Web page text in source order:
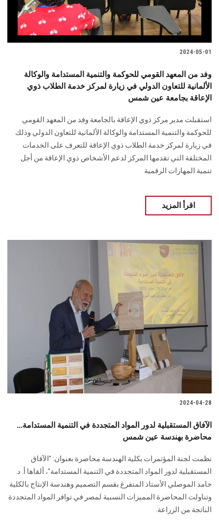
2024-05-01
وفد من المعهد القومي للحوكمة والتنمية المستدامة والوكالة
الألمانية للتعاون الدولي في زيارة لمركز خدمة الطلاب ذوي
الإعاقة بجامعة عين شمس
استقبلت مدير مركز ذوي الإعاقة بالجامعة وفد من المعهد القومي
للحوكمة ‏والتنمية المستدامة والوكالة الألمانية للتعاون الدولي وذلك
في زيارة لمركز خدمة الطلاب ذوي ‏الإعاقة للتعرف على الخدمات
المختلفة التي تقدمها المركز لدعم الأشخاص ذوي الإعاقة من أجل
‏تنمية المهارات الرقمية ‏
اقرأ المزيد
2024-04-28
الآفاق المستقبلية لدور المواد المتجددة في التنمية المستدامة...
محاضرة بهندسة عين شمس
نظمت لجنة المؤتمرات بكلية الهندسة محاضرة بعنوان: "الآفاق
المستقبلية لدور المواد المتجددة في التنمية المستدامة"، ألقاها أ. د.
حامد الموصلي الأستاذ المتفرغ بقسم التصميم وهندسة الإنتاج بالكلية
وتناولت المحاضرة المميزات النسبية لمصر في توافر المواد المتجددة
الناتجة من الزراعة.